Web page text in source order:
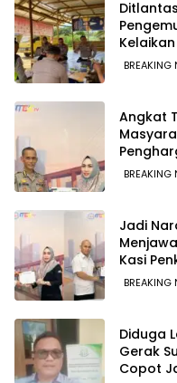
BREAKING
Angkat
melalui
BREAKING
Jadi
Kasi
BREAKING
Diduga
Gerak
Copot